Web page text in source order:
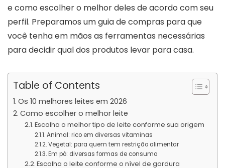
e como escolher o melhor deles de acordo com seu
perfil. Preparamos um guia de compras para que
você tenha em mãos as ferramentas necessárias
para decidir qual dos produtos levar para casa.
Table of Contents
Os 10 melhores leites em 2026
Como escolher o melhor leite
Escolha o melhor tipo de leite conforme sua origem
Animal: rico em diversas vitaminas
Vegetal: para quem tem restrição alimentar
Em pó: diversas formas de consumo
Escolha o leite conforme o nível de gordura